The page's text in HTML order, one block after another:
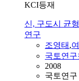
KCI등재
신, 구도시 균
연구
조영태 ,
국토연구
2008
국토연구